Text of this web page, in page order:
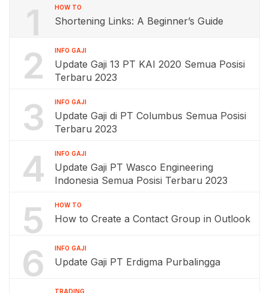
1 HOW TO
Shortening Links: A Beginner’s Guide
2 INFO GAJI
Update Gaji 13 PT KAI 2020 Semua Posisi
Terbaru 2023
3 INFO GAJI
Update Gaji di PT Columbus Semua Posisi
Terbaru 2023
4 INFO GAJI
Update Gaji PT Wasco Engineering
Indonesia Semua Posisi Terbaru 2023
5 HOW TO
How to Create a Contact Group in Outlook
6 INFO GAJI
Update Gaji PT Erdigma Purbalingga
TRADING